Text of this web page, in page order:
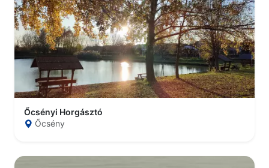
Őcsényi Horgásztó
Őcsény